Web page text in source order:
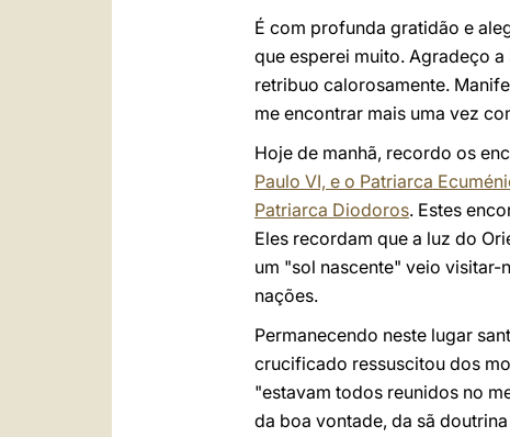
É com profunda gratidão e
que esperei muito. Agradeço
retribuo calorosamente.
me encontrar mais uma vez
Hoje de manhã, recordo os
Paulo VI, e o Patriarca
Patriarca Diodoros. Estes
Eles recordam que a luz do
um "sol nascente" veio visitar-
nações.
Permanecendo neste lugar
crucificado ressuscitou dos
"estavam todos reunidos no
da boa vontade, da sã